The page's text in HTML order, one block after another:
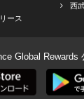
ース
西
Global Rewards